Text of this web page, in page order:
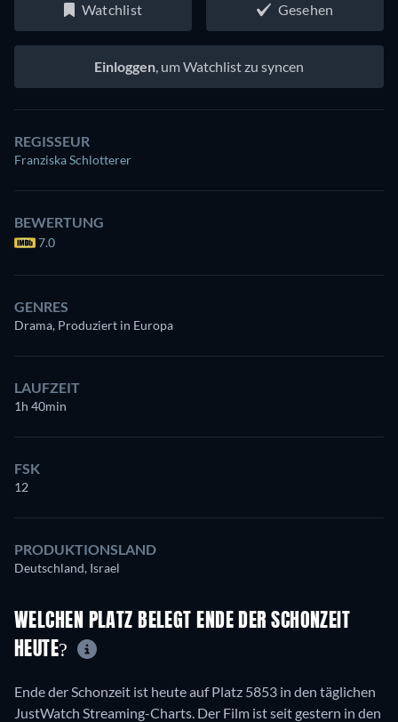
Watchlist Gesehen
Einloggen, um Watchlist zu syncen
REGISSEUR
Franziska Schlotterer
BEWERTUNG
7.0
GENRES
Drama, Produziert in Europa
LAUFZEIT
1h 40min
FSK
12
PRODUKTIONSLAND
Deutschland, Israel
WELCHEN PLATZ BELEGT ENDE DER SCHONZEIT
HEUTE?
Ende der Schonzeit ist heute auf Platz 5853 in den täglichen
JustWatch Streaming-Charts. Der Film ist seit gestern in den